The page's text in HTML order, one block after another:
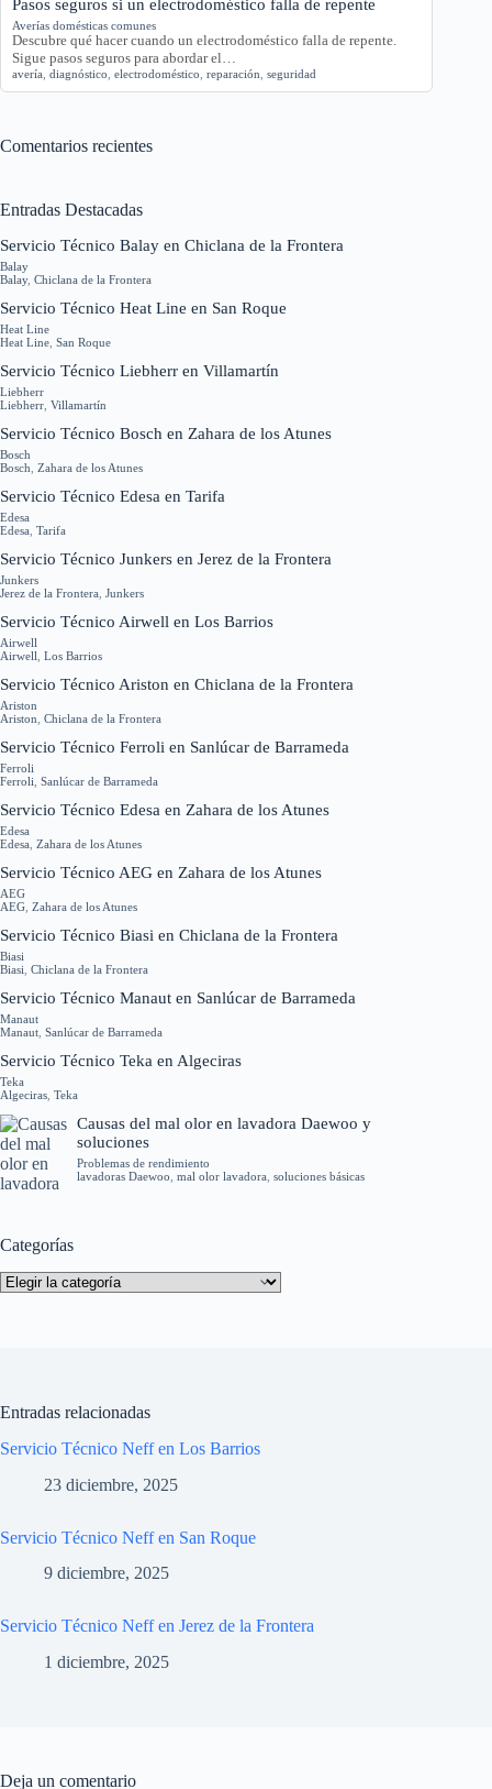
Pasos seguros si un electrodoméstico falla de repente
Averías domésticas comunes
Descubre qué hacer cuando un electrodoméstico falla de repente.
Sigue pasos seguros para abordar el…
avería diagnóstico electrodoméstico reparación seguridad
Comentarios recientes
Entradas Destacadas
Servicio Técnico Balay en Chiclana de la Frontera
Balay
Balay, Chiclana de la Frontera
Servicio Técnico Heat Line en San Roque
Heat Line
Heat Line San Roque
Servicio Técnico Liebherr en Villamartín
Liebherr
Liebherr Villamartín
Servicio Técnico Bosch en Zahara de los Atunes
Bosch
Bosch Zahara de los Atunes
Servicio Técnico Edesa en Tarifa
Edesa
Edesa Tarifa
Servicio Técnico Junkers en Jerez de la Frontera
Junkers
Jerez de la Frontera Junkers
Servicio Técnico Airwell en Los Barrios
Airwell
Airwell Los Barrios
Servicio Técnico Ariston en Chiclana de la Frontera
Ariston
Ariston Chiclana de la Frontera
Servicio Técnico Ferroli en Sanlúcar de Barrameda
Ferroli
Ferroli Sanlúcar de Barrameda
Servicio Técnico Edesa en Zahara de los Atunes
Edesa
Edesa Zahara de los Atunes
Servicio Técnico AEG en Zahara de los Atunes
AEG
AEG Zahara de los Atunes
Servicio Técnico Biasi en Chiclana de la Frontera
Biasi
Biasi Chiclana de la Frontera
Servicio Técnico Manaut en Sanlúcar de Barrameda
Manaut
Manaut Sanlúcar de Barrameda
Servicio Técnico Teka en Algeciras
Teka
Algeciras Teka
Causas del mal olor en lavadora Daewoo y
soluciones
Problemas de rendimiento
lavadoras Daewoo mal olor lavadora soluciones básicas
Categorías
Categorías
Entradas relacionadas
Servicio Técnico Neff en Los Barrios
23 diciembre, 2025
Servicio Técnico Neff en San Roque
9 diciembre, 2025
Servicio Técnico Neff en Jerez de la Frontera
1 diciembre, 2025
Deja un comentario